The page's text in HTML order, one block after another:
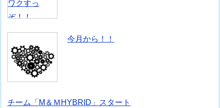
今月から！！
チーム「M＆ＭHYBRID」スタート